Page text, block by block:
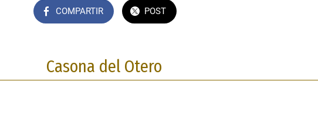
COMPARTIR POST
Casona del Otero